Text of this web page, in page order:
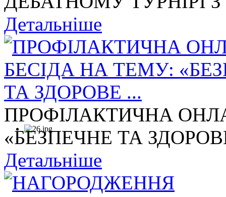
Детальніше
ПРОФІЛАКТИЧНА
«БЕЗПЕЧНЕ ТА
Детальніше